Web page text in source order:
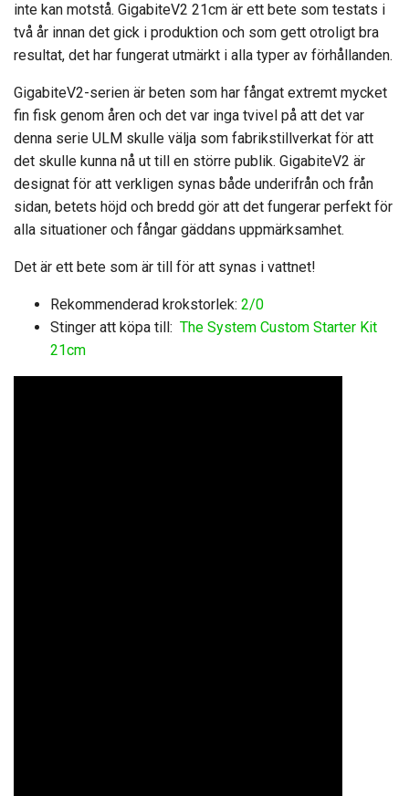
inte kan motstå. GigabiteV2 21cm är ett bete som testats i
två år innan det gick i produktion och som gett otroligt bra
resultat, det har fungerat utmärkt i alla typer av förhållanden.
GigabiteV2-serien är beten som har fångat extremt mycket
fin fisk genom åren och det var inga tvivel på att det var
denna serie ULM skulle välja som fabrikstillverkat för att
det skulle kunna nå ut till en större publik. GigabiteV2 är
designat för att verkligen synas både underifrån och från
sidan, betets höjd och bredd gör att det fungerar perfekt för
alla situationer och fångar gäddans uppmärksamhet.
Det är ett bete som är till för att synas i vattnet!
Rekommenderad krokstorlek: 2/0
Stinger att köpa till: The System Custom Starter Kit
21cm